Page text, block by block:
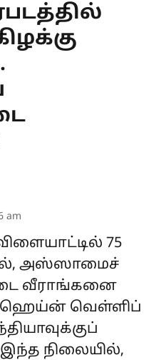
am
75
அஸ்ஸாமைச்
வீராங்கனை
வெள்ளிப்
இந்த நிலையில்,